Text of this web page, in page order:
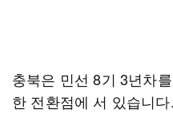
충북은 민선 8기 3년차
한 전환점에 서 있습니